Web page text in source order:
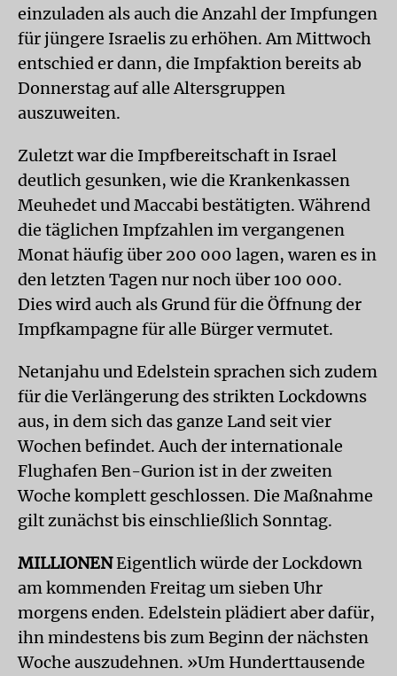
einzuladen als auch die Anzahl der Impfungen
für jüngere Israelis zu erhöhen. Am Mittwoch
entschied er dann, die Impfaktion bereits ab
Donnerstag auf alle Altersgruppen
auszuweiten.
Zuletzt war die Impfbereitschaft in Israel
deutlich gesunken, wie die Krankenkassen
Meuhedet und Maccabi bestätigten. Während
die täglichen Impfzahlen im vergangenen
Monat häufig über 200 000 lagen, waren es in
den letzten Tagen nur noch über 100 000.
Dies wird auch als Grund für die Öffnung der
Impfkampagne für alle Bürger vermutet.
Netanjahu und Edelstein sprachen sich zudem
für die Verlängerung des strikten Lockdowns
aus, in dem sich das ganze Land seit vier
Wochen befindet. Auch der internationale
Flughafen Ben-Gurion ist in der zweiten
Woche komplett geschlossen. Die Maßnahme
gilt zunächst bis einschließlich Sonntag.
MILLIONENEigentlich würde der Lockdown
am kommenden Freitag um sieben Uhr
morgens enden. Edelstein plädiert aber dafür,
ihn mindestens bis zum Beginn der nächsten
Woche auszudehnen. »Um Hunderttausende